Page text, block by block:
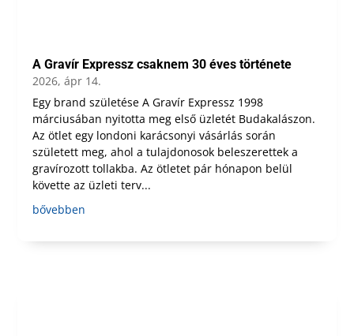
A Gravír Expressz csaknem 30 éves története
2026, ápr 14.
Egy brand születése A Gravír Expressz 1998
márciusában nyitotta meg első üzletét Budakalászon.
Az ötlet egy londoni karácsonyi vásárlás során
született meg, ahol a tulajdonosok beleszerettek a
gravírozott tollakba. Az ötletet pár hónapon belül
követte az üzleti terv...
bővebben